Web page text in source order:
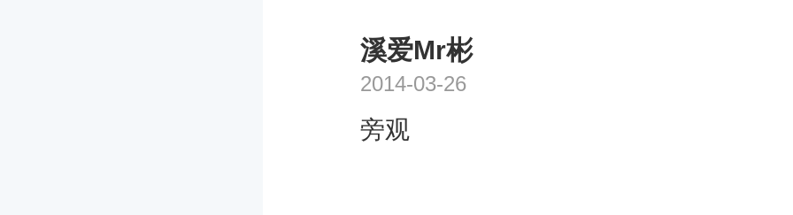
溪爱Mr彬
2014-03-26
旁观